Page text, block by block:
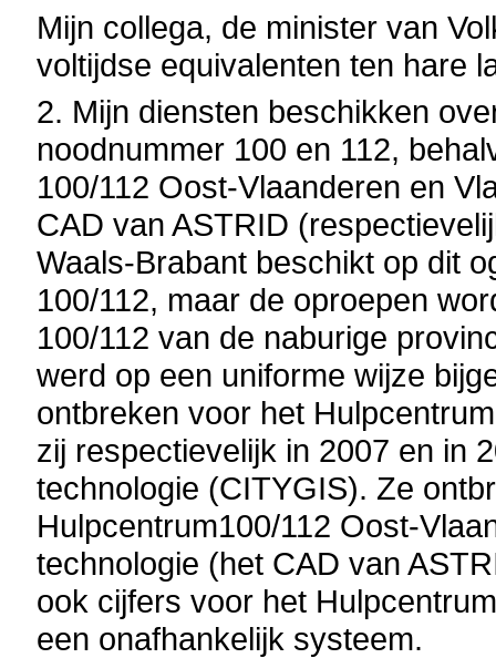
Mijn collega, de minister van
voltijdse equivalenten ten hare
2. Mijn diensten beschikken
noodnummer 100 en 112,
100/112 Oost-Vlaanderen en
CAD van ASTRID
Waals-Brabant beschikt op dit
100/112, maar de oproepen
100/112 van de naburige
werd op een uniforme wijze
ontbreken voor het
zij respectievelijk in 2007 en in
technologie (CITYGIS). Ze
Hulpcentrum100/112 Oost-
technologie (het CAD van
ook cijfers voor het
een onafhankelijk systeem.